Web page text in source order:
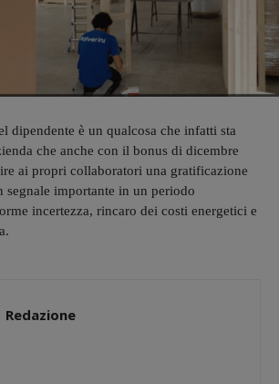
dipendente è un qualcosa che infatti sta
che anche con il bonus di dicembre
ai propri collaboratori una gratificazione
segnale importante in un periodo
incertezza, rincaro dei costi energetici e
Redazione